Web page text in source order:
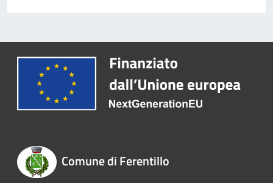
Comune di Ferentillo